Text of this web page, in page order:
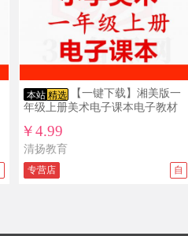
本站 精选
【一键下载】湘美版一
年级上册美术电子课本电子教材
￥4.99
清扬教育
专营店 自